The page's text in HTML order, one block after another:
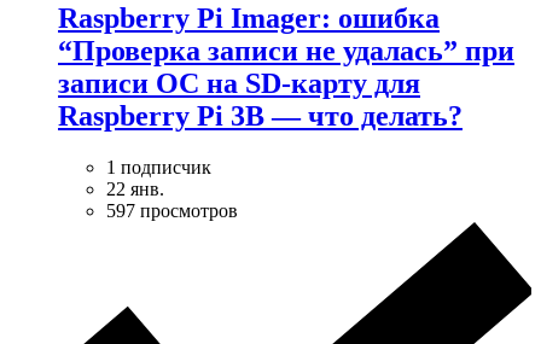
Raspberry Pi Imager: ошибка
“Проверка записи не удалась” при
записи ОС на SD-карту для
Raspberry Pi 3B — что делать?
1 подписчик
22 янв.
597 просмотров